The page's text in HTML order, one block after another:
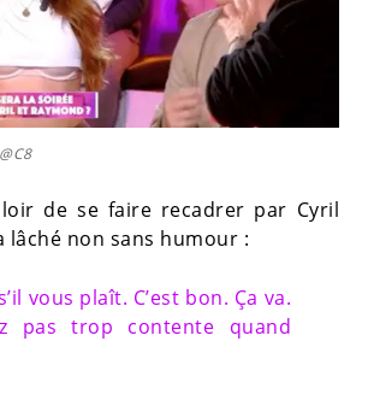
de se faire recadrer par Cyril
lâché non sans humour :
vous plaît. C’est bon. Ça va.
pas trop contente quand